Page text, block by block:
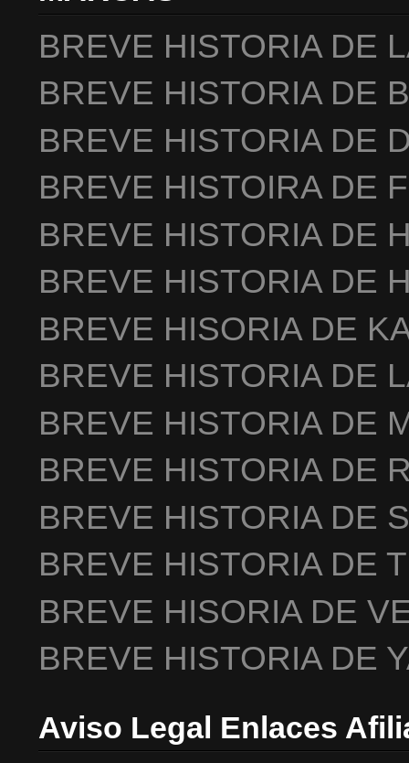
BREVE HISTORIA DE
BREVE HISTORIA DE
BREVE HISTORIA DE
BREVE HISTOIRA DE
BREVE HISTORIA DE
BREVE HISTORIA DE
BREVE HISORIA DE
BREVE HISTORIA DE
BREVE HISTORIA DE
BREVE HISTORIA DE
BREVE HISTORIA DE
BREVE HISTORIA DE
BREVE HISORIA DE
BREVE HISTORIA DE
Aviso Legal Enlaces